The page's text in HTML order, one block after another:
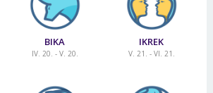
BIKA
IV. 20. - V. 20.
IKREK
V. 21. - VI. 21.